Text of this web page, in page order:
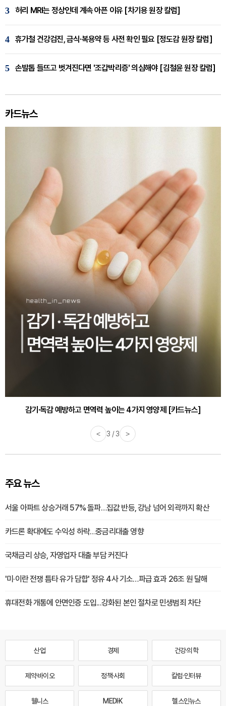
3 허리 MRI는 정상인데 계속 아픈 이유 [차기용 원장 칼럼]
4 휴가철 건강검진, 금식·복용약 등 사전 확인 필요 [정도감 원장 칼럼]
5 손발톱 들뜨고 벗겨진다면 '조갑박리증' 의심해야 [김철윤 원장 칼럼]
카드뉴스
감기·독감 예방하고 면역력 높이는 4가지 영양제 [카드뉴스]
< 3 / 3 >
주요 뉴스
서울 아파트 상승거래 57% 돌파…집값 반등, 강남 넘어 외곽까지 확산
카드론 확대에도 수익성 하락…중금리대출 영향
국채금리 상승, 자영업자 대출 부담 커진다
'미·이란 전쟁 틈타 유가 담합' 정유 4사 기소…파급 효과 26조 원 달해
휴대전화 개통에 안면인증 도입...강화된 본인 절차로 민생범죄 차단
산업 경제 건강·의학
제약·바이오 정책·사회 칼럼·인터뷰
웰니스 MEDI·K 헬스인뉴스